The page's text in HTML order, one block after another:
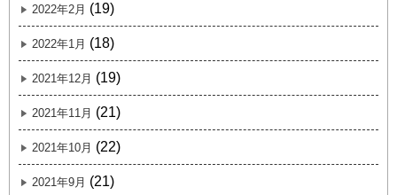
2022年2月 (19)
2022年1月 (18)
2021年12月 (19)
2021年11月 (21)
2021年10月 (22)
2021年9月 (21)